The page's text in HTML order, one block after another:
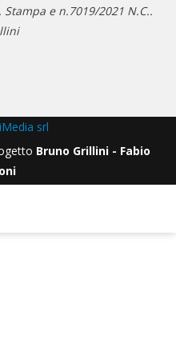
e n.7019/2021 N.C..
srl
Bruno Grillini - Fabio